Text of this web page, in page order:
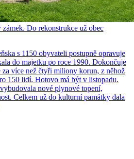
Do rekonstrukce už obec
s 1150 obyvateli postupně opravuje
do majetku po roce 1990. Dokončuje
za více než čtyři miliony korun, z něhož
150 lidí. Hotovo má být v listopadu.
nové plynové topení,
Celkem už do kulturní památky dala